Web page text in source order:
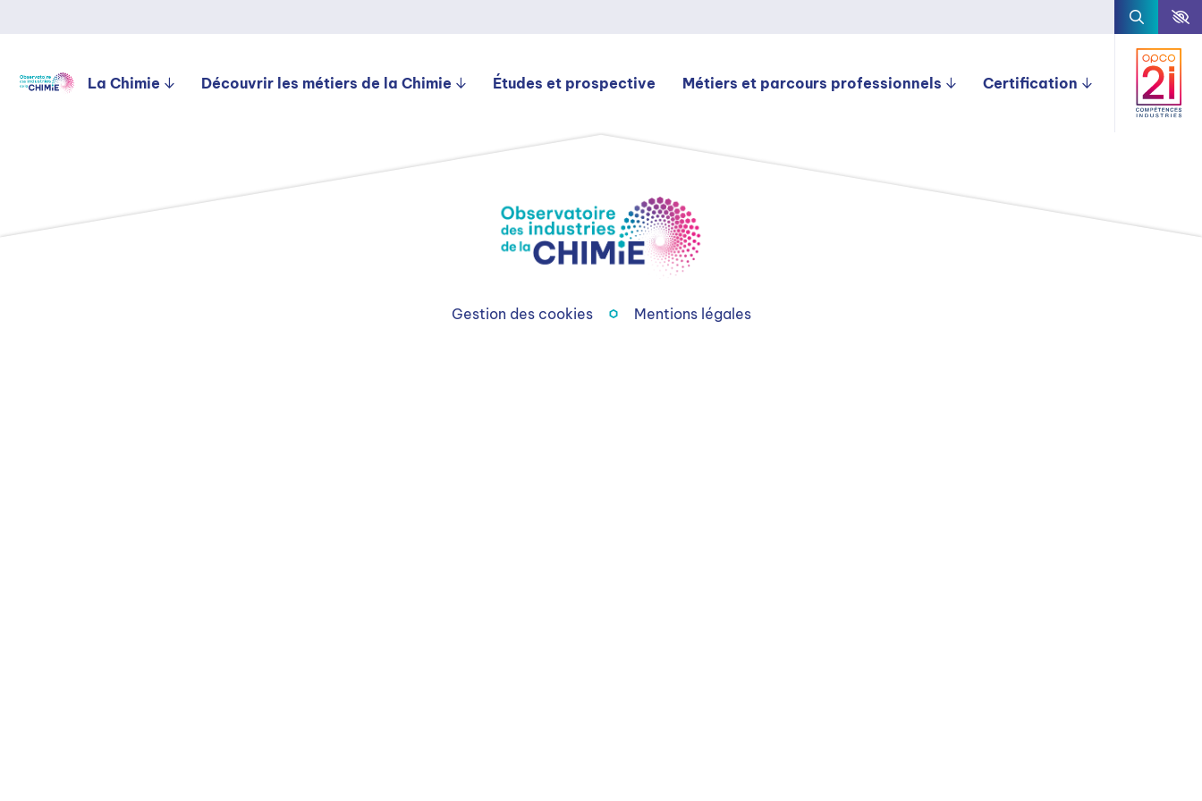
La Chimie Découvrir les métiers de la Chimie Études et prospective Métiers et parcours professionnels Certification
Gestion des cookies Mentions légales